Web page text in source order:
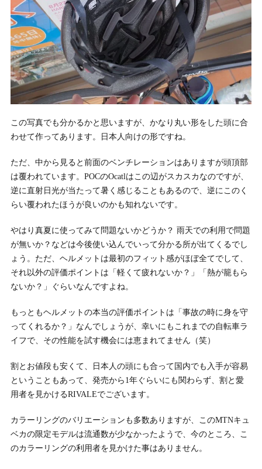
この写真でも分かるかと思いますが、かなり丸い形をした頭に合
わせて作ってあります。日本人向けの形ですね。
ただ、中から見ると前面のベンチレーションはありますが頭頂部
は覆われています。POCのOcatlはこの辺がスカスカなのですが、
逆に直射日光が当たって暑く感じることもあるので、逆にこのく
らい覆われたほうが良いのかも知れないです。
やはり真夏に使ってみて問題ないかどうか？ 雨天での利用で問題
が無いか？などは今後使い込んでいって分かる所が出てくるでし
ょう。ただ、ヘルメットは最初のフィット感がほぼ全てでして、
それ以外の評価ポイントは「軽くて疲れないか？」「熱が籠もら
ないか？」ぐらいなんですよね。
もっともヘルメットの本当の評価ポイントは「事故の時に身を守
ってくれるか？」なんでしょうが、幸いにもこれまでの自転車ラ
イフで、その性能を試す機会には恵まれてません（笑）
割とお値段も安くて、日本人の頭にも合って国内でも入手が容易
ということもあって、発売から1年ぐらいにも関わらず、割と愛
用者を見かけるRIVALEでございます。
カラーリングのバリエーションも多数ありますが、このMTNキュ
ベカの限定モデルは流通数が少なかったようで、今のところ、こ
のカラーリングの利用者を見かけた事はありません。